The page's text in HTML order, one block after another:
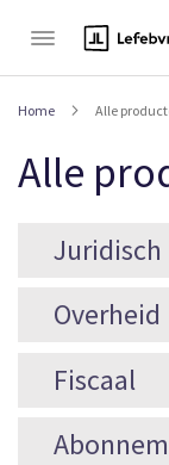
Home Alle
Alle
Juridisch
Overheid
Fiscaal